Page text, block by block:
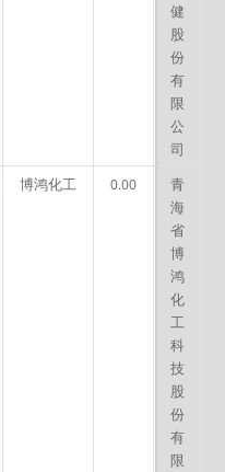
健
股
份
有
限
公
司
博鸿化工 0.00
青
海
省
博
鸿
化
工
科
技
股
份
有
限